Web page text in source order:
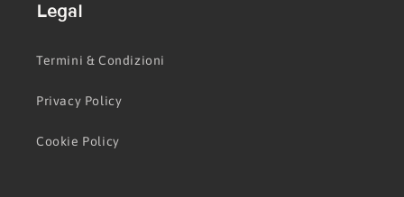
Legal
Termini & Condizioni
Privacy Policy
Cookie Policy